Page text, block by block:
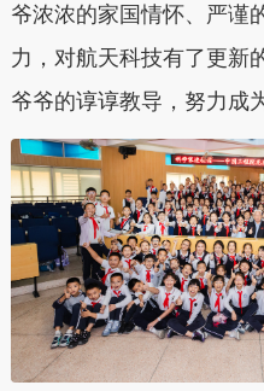
爷浓浓的家国情怀、严谨
力，对航天科技有了更新
爷爷的谆谆教导，努力成